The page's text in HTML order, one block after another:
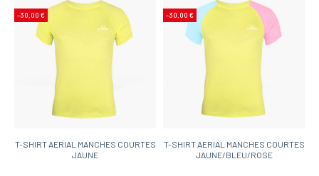
-30,00 €
T-SHIRT AERIAL MANCHES COURTES
JAUNE
-30,00 €
T-SHIRT AERIAL MANCHES COURTES
JAUNE/BLEU/ROSE